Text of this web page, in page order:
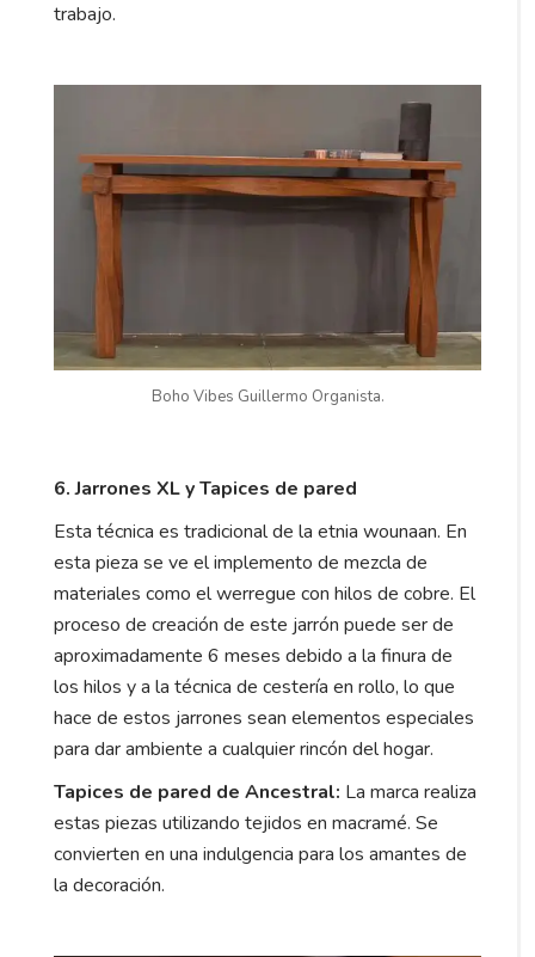
trabajo.
Boho Vibes Guillermo Organista.
6. Jarrones XL y Tapices de pared
Esta técnica es tradicional de la etnia wounaan. En
esta pieza se ve el implemento de mezcla de
materiales como el werregue con hilos de cobre. El
proceso de creación de este jarrón puede ser de
aproximadamente 6 meses debido a la finura de
los hilos y a la técnica de cestería en rollo, lo que
hace de estos jarrones sean elementos especiales
para dar ambiente a cualquier rincón del hogar.
Tapices de pared de Ancestral: La marca realiza
estas piezas utilizando tejidos en macramé. Se
convierten en una indulgencia para los amantes de
la decoración.